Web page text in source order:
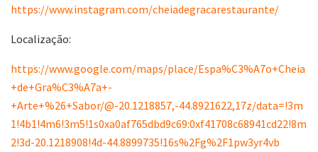
https://www.instagram.com/cheiadegracarestaurante/
Localização:
https://www.google.com/maps/place/Espa%C3%A7o+Cheia
+de+Gra%C3%A7a+-
+Arte+%26+Sabor/@-20.1218857,-44.8921622,17z/data=!3m
1!4b1!4m6!3m5!1s0xa0af765dbd9c69:0xf41708c68941cd22!8m
2!3d-20.1218908!4d-44.8899735!16s%2Fg%2F1pw3yr4vb